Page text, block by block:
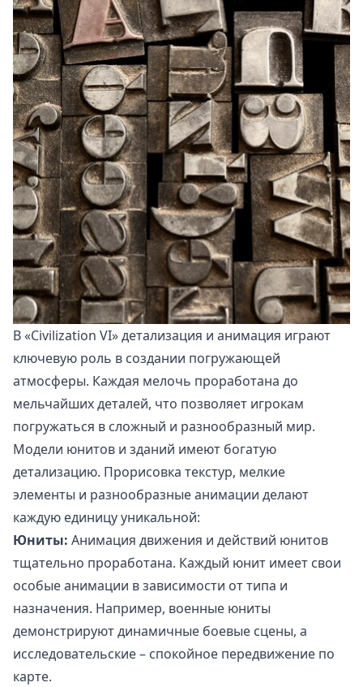
В «Civilization VI» детализация и анимация играют
ключевую роль в создании погружающей
атмосферы. Каждая мелочь проработана до
мельчайших деталей, что позволяет игрокам
погружаться в сложный и разнообразный мир.
Модели юнитов и зданий имеют богатую
детализацию. Прорисовка текстур, мелкие
элементы и разнообразные анимации делают
каждую единицу уникальной:
Юниты: Анимация движения и действий юнитов
тщательно проработана. Каждый юнит имеет свои
особые анимации в зависимости от типа и
назначения. Например, военные юниты
демонстрируют динамичные боевые сцены, а
исследовательские – спокойное передвижение по
карте.